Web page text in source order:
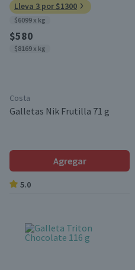
Lleva 3 por $1300
$6099 x kg
$580
$8169 x kg
Costa
Galletas Nik Frutilla 71 g
Agregar
5.0